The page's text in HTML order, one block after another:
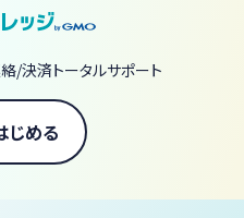
3つの強み】
が手に入ります。
いずみをはじめ、ヴィーガン界
シエなど60名以上が直接指導。
配信の臨場感で、自宅にいながら
/決済トータルサポート
じめる